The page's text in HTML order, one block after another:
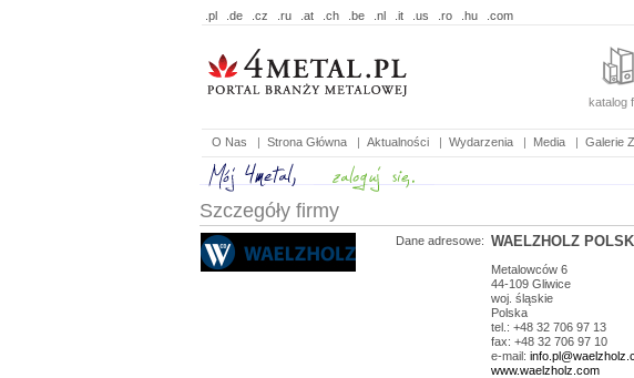
.pl .de .cz .ru .at .ch .be .nl .it .us .ro .hu .com
katalog
O Nas | Strona Główna | Aktualności | Wydarzenia | Media | Galerie
Szczegóły firmy
Dane adresowe: WAELZHOLZ
Metalowców 6
44-109 Gliwice
woj. śląskie
Polska
tel.: +48 32 706 97 13
fax: +48 32 706 97 10
e-mail:
www.waelzholz.com